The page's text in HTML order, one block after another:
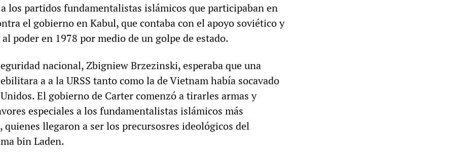
los partidos fundamentalistas islámicos que participaban en
el gobierno en Kabul, que contaba con el apoyo soviético y
poder en 1978 por medio de un golpe de estado.
nacional, Zbigniew Brzezinski, esperaba que una
a a la URSS tanto como la de Vietnam había socavado
El gobierno de Carter comenzó a tirarles armas y
especiales a los fundamentalistas islámicos más
quienes llegaron a ser los precursosres ideológicos del
bin Laden.